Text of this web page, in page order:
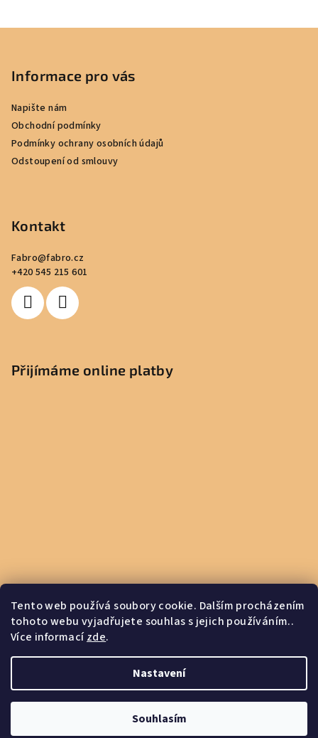
Tento web používá soubory cookie. Dalším procházením
tohoto webu vyjadřujete souhlas s jejich používáním..
Více informacízde.
Nastavení
Souhlasím
Informace pro vás
Napište nám
Obchodní podmínky
Podmínky ochrany osobních údajů
Odstoupení od smlouvy
Kontakt
Fabro@fabro.cz
+420 545 215 601
Přijímáme online platby
Otevírací doba PO-PÁ 8:00-16:00